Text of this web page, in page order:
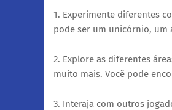
1. Experimente diferentes
pode ser um unicórnio, um
2. Explore as diferentes
muito mais. Você pode
3. Interaja com outros